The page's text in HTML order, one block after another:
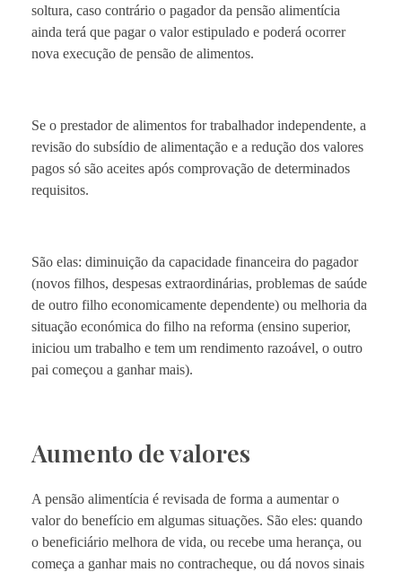
soltura, caso contrário o pagador da pensão alimentícia
ainda terá que pagar o valor estipulado e poderá ocorrer
nova execução de pensão de alimentos.
Se o prestador de alimentos for trabalhador independente, a
revisão do subsídio de alimentação e a redução dos valores
pagos só são aceites após comprovação de determinados
requisitos.
São elas: diminuição da capacidade financeira do pagador
(novos filhos, despesas extraordinárias, problemas de saúde
de outro filho economicamente dependente) ou melhoria da
situação económica do filho na reforma (ensino superior,
iniciou um trabalho e tem um rendimento razoável, o outro
pai começou a ganhar mais).
Aumento de valores
A pensão alimentícia é revisada de forma a aumentar o
valor do benefício em algumas situações. São eles: quando
o beneficiário melhora de vida, ou recebe uma herança, ou
começa a ganhar mais no contracheque, ou dá novos sinais